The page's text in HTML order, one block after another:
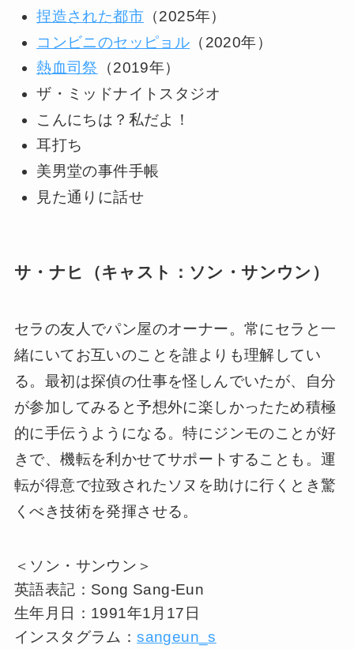
捏造された都市（2025年）
コンビニのセッピョル （2020年）
熱血司祭 （2019年）
ザ・ミッドナイトスタジオ
こんにちは？私だよ！
耳打ち
美男堂の事件手帳
見た通りに話せ
サ・ナヒ（キャスト：ソン・サンウン）
セラの友人でパン屋のオーナー。常にセラと一
緒にいてお互いのことを誰よりも理解してい
る。最初は探偵の仕事を怪しんでいたが、自分
が参加してみると予想外に楽しかったため積極
的に手伝うようになる。特にジンモのことが好
きで、機転を利かせてサポートすることも。運
転が得意で拉致されたソヌを助けに行くとき驚
くべき技術を発揮させる。
＜ソン・サンウン＞
英語表記：Song Sang-Eun
生年月日：1991年1月17日
インスタグラム：sangeun_s